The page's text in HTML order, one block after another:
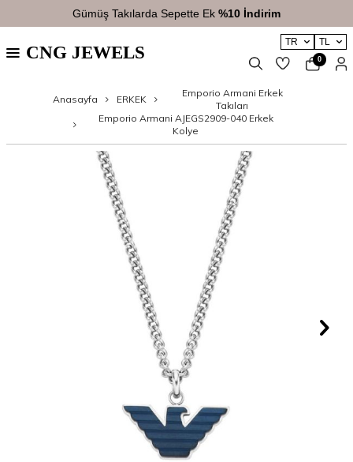
Gümüş Takılarda Sepette Ek %10 İndirim
TR TL
CNG JEWELS 0
Anasayfa ERKEK
Emporio Armani Erkek
Takıları
Emporio Armani AJEGS2909-040 Erkek
Kolye